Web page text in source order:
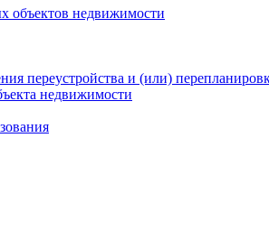
объектов недвижимости
переустройства и (или)
недвижимости